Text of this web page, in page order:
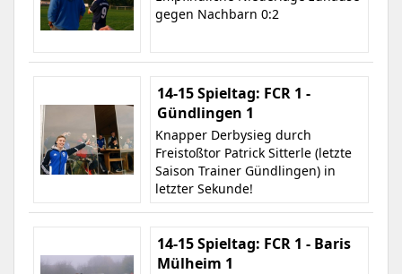
gegen Nachbarn 0:2
14-15 Spieltag: FCR 1 -
Gündlingen 1
Knapper Derbysieg durch
Freistoßtor Patrick Sitterle (letzte
Saison Trainer Gündlingen) in
letzter Sekunde!
14-15 Spieltag: FCR 1 - Baris
Mülheim 1